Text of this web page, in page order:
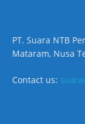
PT. Suara NTB
Mataram, Nusa
Contact us: